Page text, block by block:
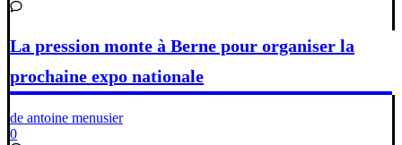
La pression monte à Berne pour organiser la
prochaine expo nationale
de antoine menusier
0